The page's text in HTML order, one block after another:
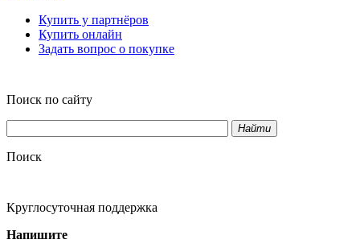
Купить у партнёров
Купить онлайн
Задать вопрос о покупке
Поиск по сайту
Найти
Поиск
Круглосуточная поддержка
Напишите